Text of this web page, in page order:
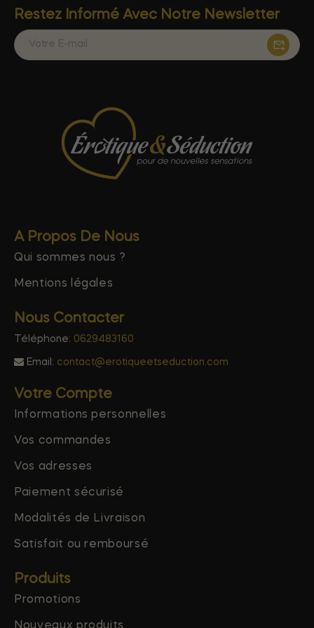
Restez Informé Avec Notre Newsletter
A Propos De Nous
Qui sommes nous ?
Mentions légales
Nous Contacter
Téléphone: 0629483160
Email: contact@erotiqueetseduction.com
Votre Compte
Informations personnelles
Vos commandes
Vos adresses
Paiement sécurisé
Modalités de Livraison
Satisfait ou remboursé
Produits
Promotions
Nouveaux produits